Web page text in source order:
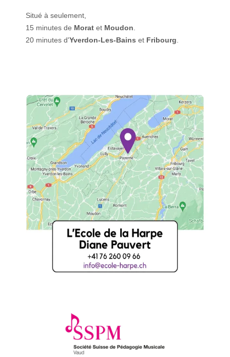
Situé à seulement,
15 minutes de Morat et Moudon
20 minutes d'Yverdon-Les-Bains et Fribourg